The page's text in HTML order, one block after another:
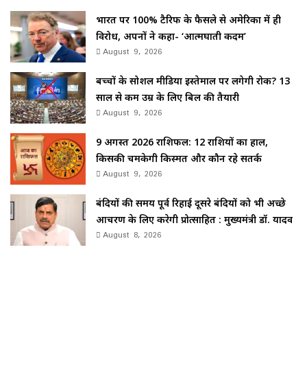
भारत पर 100% टैरिफ के फैसले से अमेरिका में ही
विरोध, अपनों ने कहा- ‘आत्मघाती कदम’
August 9, 2026
बच्चों के सोशल मीडिया इस्तेमाल पर लगेगी रोक? 13
साल से कम उम्र के लिए बिल की तैयारी
August 9, 2026
9 अगस्त 2026 राशिफल: 12 राशियों का हाल,
किसकी चमकेगी किस्मत और कौन रहे सतर्क
August 9, 2026
बंदियों की समय पूर्व रिहाई दूसरे बंदियों को भी अच्छे
आचरण के लिए करेगी प्रोत्साहित : मुख्यमंत्री डॉ. यादव
August 8, 2026